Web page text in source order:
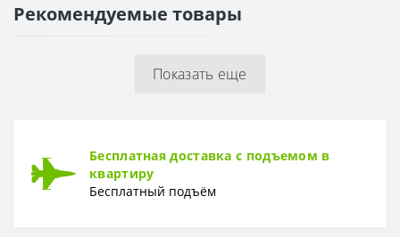
Коллекция
Рекомендуемые товары
Показать еще
Бесплатная доставка с подъемом в
квартиру
Бесплатный подъём